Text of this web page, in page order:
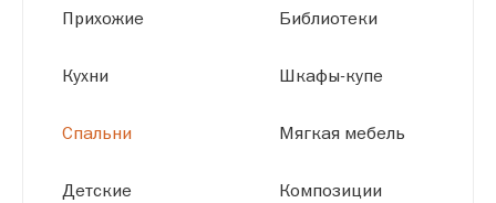
размерам.
Прихожие
Кухни
Спальни
Детские
Библиотеки
Шкафы-купе
Мягкая мебель
Композиции